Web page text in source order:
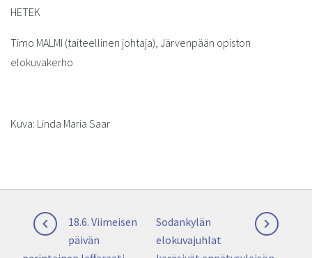
HETEK
Timo MALMI (taiteellinen johtaja), Järvenpään opiston
elokuvakerho
Kuva: Linda Maria Saar
Artikkelien
selaus

Previous
post:
18.6. Viimeisen
päivän

Next
post:
Sodankylän
elokuvajuhlat